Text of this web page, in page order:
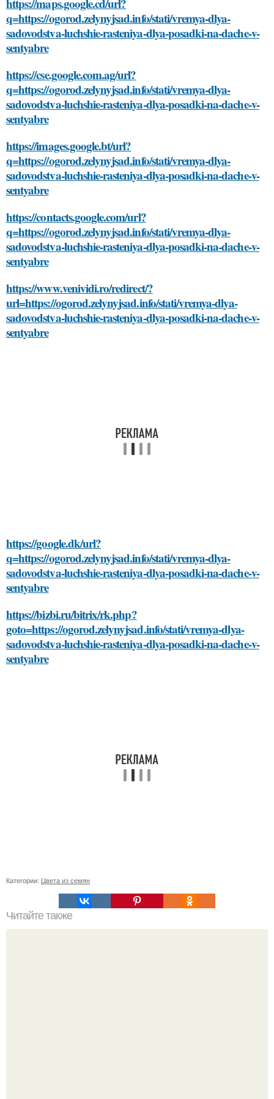
https://maps.google.cd/url?
q=https://ogorod.zelynyjsad.info/stati/vremya-dlya-
sadovodstva-luchshie-rasteniya-dlya-posadki-na-dache-v-
sentyabre
https://cse.google.com.ag/url?
q=https://ogorod.zelynyjsad.info/stati/vremya-dlya-
sadovodstva-luchshie-rasteniya-dlya-posadki-na-dache-v-
sentyabre
https://images.google.bt/url?
q=https://ogorod.zelynyjsad.info/stati/vremya-dlya-
sadovodstva-luchshie-rasteniya-dlya-posadki-na-dache-v-
sentyabre
https://contacts.google.com/url?
q=https://ogorod.zelynyjsad.info/stati/vremya-dlya-
sadovodstva-luchshie-rasteniya-dlya-posadki-na-dache-v-
sentyabre
https://www.venividi.ro/redirect/?
url=https://ogorod.zelynyjsad.info/stati/vremya-dlya-
sadovodstva-luchshie-rasteniya-dlya-posadki-na-dache-v-
sentyabre
https://google.dk/url?
q=https://ogorod.zelynyjsad.info/stati/vremya-dlya-
sadovodstva-luchshie-rasteniya-dlya-posadki-na-dache-v-
sentyabre
https://bizbi.ru/bitrix/rk.php?
goto=https://ogorod.zelynyjsad.info/stati/vremya-dlya-
sadovodstva-luchshie-rasteniya-dlya-posadki-na-dache-v-
sentyabre
Категории: Цвета из семян
Читайте также